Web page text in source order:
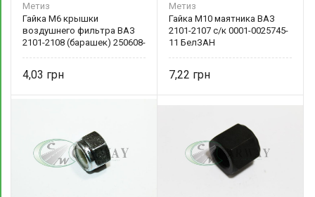
Метиз
Гайка М6 крышки
воздушнего фильтра ВАЗ
2101-2108 (барашек) 250608-
4,03
Метиз
Гайка М10 маятника ВАЗ
2101-2107 с/к 0001-0025745-
11 БелЗАН
7,22